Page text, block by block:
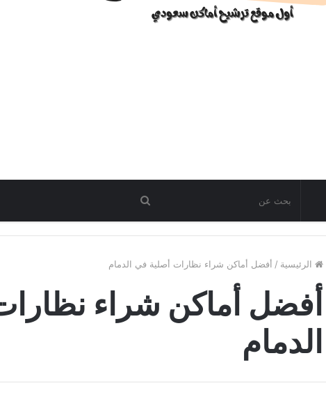
الرئيسية / أفضل أماكن شراء نظارات أصلية في الدمام
أفضل أماكن شراء
الدمام